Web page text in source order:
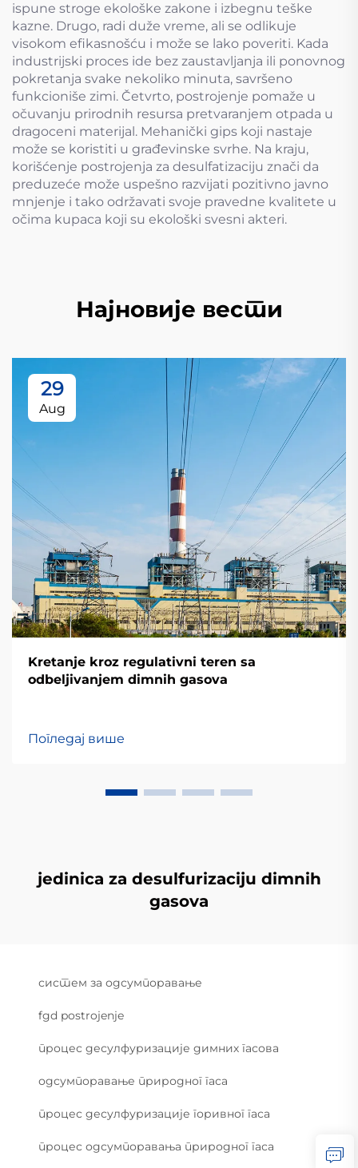
ispune stroge ekološke zakone i izbegnu teške
kazne. Drugo, radi duže vreme, ali se odlikuje
visokom efikasnošću i može se lako poveriti. Kada
industrijski proces ide bez zaustavljanja ili ponovnog
pokretanja svake nekoliko minuta, savršeno
funkcioniše zimi. Četvrto, postrojenje pomaže u
očuvanju prirodnih resursa pretvaranjem otpada u
dragoceni materijal. Mehanički gips koji nastaje
može se koristiti u građevinske svrhe. Na kraju,
korišćenje postrojenja za desulfatizaciju znači da
preduzeće može uspešno razvijati pozitivno javno
mnjenje i tako održavati svoje pravedne kvalitete u
očima kupaca koji su ekološki svesni akteri.
Најновије вести
29
Aug
Kretanje kroz regulativni teren sa
odbeljivanjem dimnih gasova
Погледај више
jedinica za desulfurizaciju dimnih
gasova
систем за одсумпоравање
fgd postrojenje
процес десулфуризације димних гасова
одсумпоравање природног гаса
процес десулфуризације горивног гаса
процес одсумпоравања природног гаса